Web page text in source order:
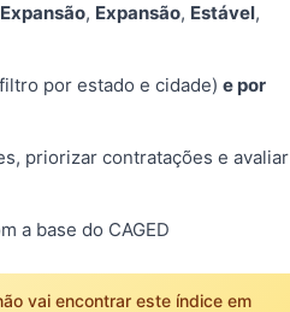
, Expansão, Estável,
por estado e cidade) e por
priorizar contratações e avaliar
a base do CAGED
vai encontrar este índice em